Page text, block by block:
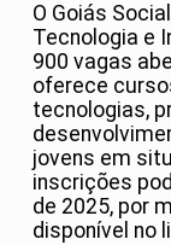
O Goiás
Tecnologia e
900 vagas
oferece
tecnologias,
jovens em
inscrições
de 2025, por
disponível no